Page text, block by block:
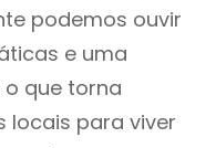
podemos ouvir
e uma
que torna
locais para viver